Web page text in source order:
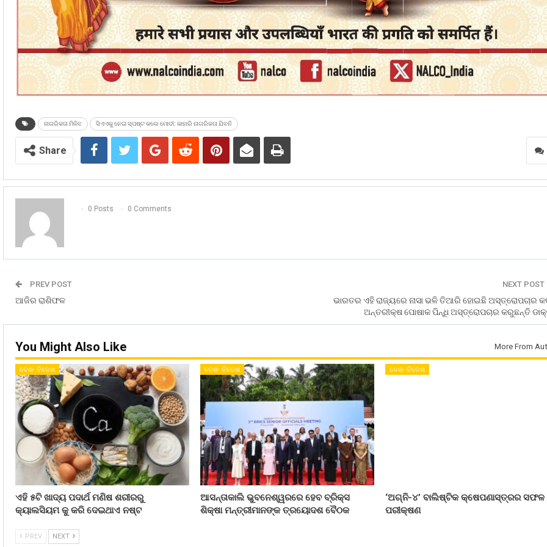
ନାଗରିକତା ମିଳିବ ସିଏଏକୁ ନେଇ ସ୍ପଷ୍ଟ କଲେ ମୋଦୀ: କାହାରି ନାଗରିକତା ଯିବନି
Share
0 Posts 0 Comments
PREV POST
ଆଜିର ରାଶିଫଳ
NEXT POST
ଭାରତର ଏହି ରାଜ୍ୟରେ ନାସା ଭଳି ତିଆରି ହୋଇଛି ଅସ୍ତ୍ରୋପଚାର
ଅନ୍ତରୀକ୍ଷ ପୋଷାକ ପିନ୍ଧି ଅସ୍ତ୍ରୋପଚାର କରୁଛନ୍ତି
You Might Also Like More From
ଦେଶ- ବିଦେଶ
ଏହି ୫ଟି ଖାଦ୍ୟ ପଦାର୍ଥ ମଣିଷ ଶରୀରରୁ
କ୍ୟାଲସିୟମ କୁ କରି ଦେଇଥାଏ ନଷ୍ଟ
ଦେଶ- ବିଦେଶ
ଆସନ୍ତାକାଲି ଭୁବନେଶ୍ୱରରେ ହେବ ବ୍ରିକ୍ସ
ଶିକ୍ଷା ମନ୍ତ୍ରୀମାନଙ୍କ ତ୍ରୟୋଦଶ ବୈଠକ
ଦେଶ- ବିଦେଶ
‘ଅଗ୍ନି-୪’ ବାଲିଷ୍ଟିକ କ୍ଷେପଣାସ୍ତ୍ରର ସଫଳ
ପରୀକ୍ଷଣ
PREV NEXT